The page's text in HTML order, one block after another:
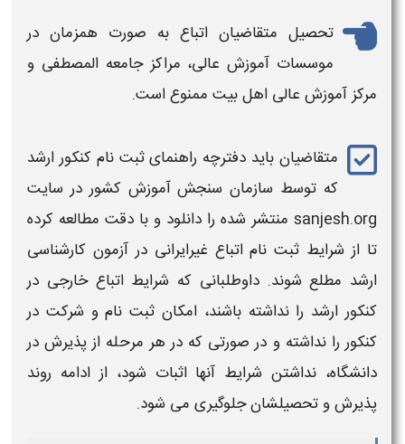
تحصیل متقاضیان اتباع به صورت همزمان در
موسسات آموزش عالی، مراکز جامعه المصطفی و
مرکز آموزش عالی اهل بیت ممنوع است.
متقاضیان باید دفترچه راهنمای ثبت نام کنکور ارشد
که توسط سازمان سنجش آموزش کشور در سایت
sanjesh.org منتشر شده را دانلود و با دقت مطالعه کرده
تا از شرایط ثبت ناماتباع غیرایرانیدر آزمون کارشناسی
ارشد مطلع شوند. داوطلبانی که شرایط اتباع خارجی در
کنکور ارشد را نداشته باشند، امکان ثبت نام و شرکت در
کنکور را نداشته و در صورتی که در هر مرحله از پذیرش در
دانشگاه، نداشتن شرایط آنها اثبات شود، از ادامه روند
پذیرش و تحصیلشان جلوگیری می شود.